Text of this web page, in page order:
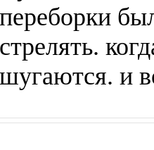
переборки
стрелять.
шугаются. и